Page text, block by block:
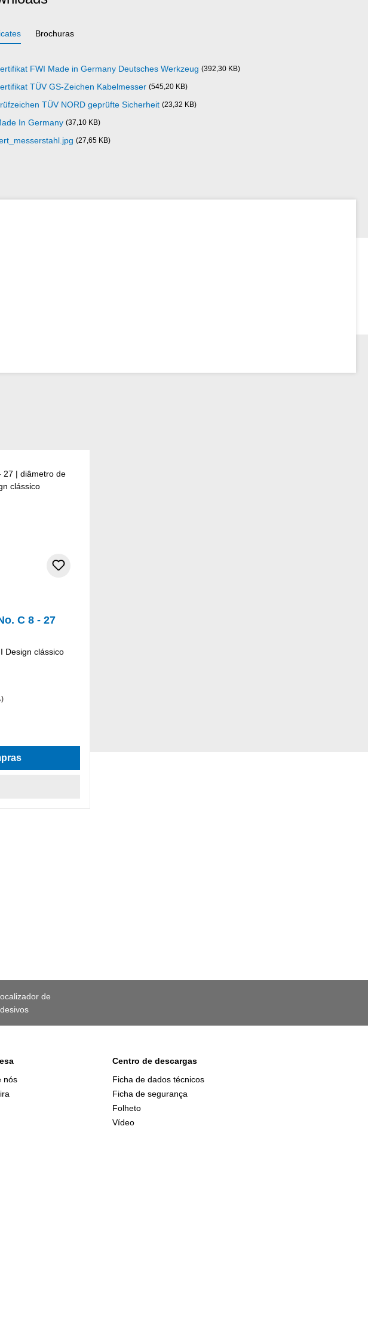
Brochuras
FWI Made in Germany Deutsches Werkzeug (392,30 KB)
TÜV GS-Zeichen Kabelmesser (545,20 KB)
TÜV NORD geprüfte Sicherheit (23,32 KB)
In Germany (37,10 KB)
(27,65 KB)
C 8 - 27
Design clássico
de
nós
Centro de descargas
Ficha de dados técnicos
Ficha de segurança
Folheto
Vídeo